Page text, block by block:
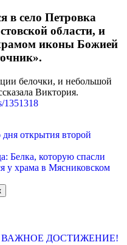
в село Петровка
области, и
храмом иконы Божией
белочки, и небольшой
Виктория.
1351318
открытия второй
Белка, которую спасли
у храма в Мясниковском
ВАЖНОЕ ДОСТИЖЕНИЕ!